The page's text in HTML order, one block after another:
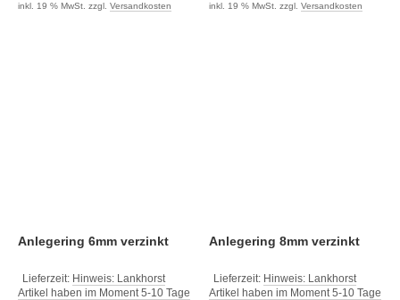
inkl. 19 % MwSt. zzgl. Versandkosten inkl. 19 % MwSt. zzgl. Versandkosten
Anlegering 6mm verzinkt
Lieferzeit: Hinweis: Lankhorst
Artikel haben im Moment 5-10 Tage
Anlegering 8mm verzinkt
Lieferzeit: Hinweis: Lankhorst
Artikel haben im Moment 5-10 Tage